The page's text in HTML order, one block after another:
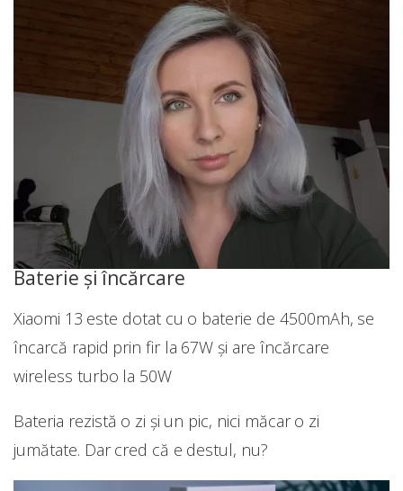
Baterie și încărcare
Xiaomi 13 este dotat cu o baterie de 4500mAh, se
încarcă rapid prin fir la 67W și are încărcare
wireless turbo la 50W
Bateria rezistă o zi și un pic, nici măcar o zi
jumătate. Dar cred că e destul, nu?